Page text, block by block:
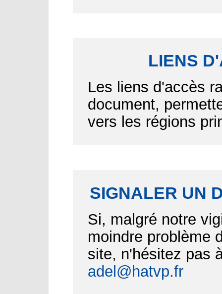
LIENS
Les liens d'accès
document,
vers les régions
SIGNALER UN
Si, malgré notre
moindre problème
site, n'hésitez pas
adel@hatvp.fr